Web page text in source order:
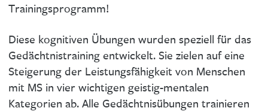
Trainingsprogramm!
Diese kognitiven Übungen wurden speziell für das
Gedächtnistraining entwickelt. Sie zielen auf eine
Steigerung der Leistungsfähigkeit von Menschen
mit MS in vier wichtigen geistig-mentalen
Kategorien ab. Alle Gedächtnisübungen trainieren